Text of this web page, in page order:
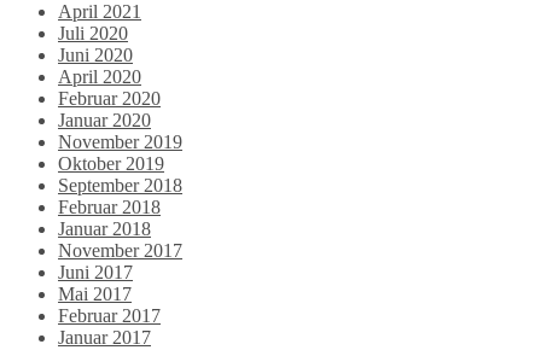
April 2021
Juli 2020
Juni 2020
April 2020
Februar 2020
Januar 2020
November 2019
Oktober 2019
September 2018
Februar 2018
Januar 2018
November 2017
Juni 2017
Mai 2017
Februar 2017
Januar 2017